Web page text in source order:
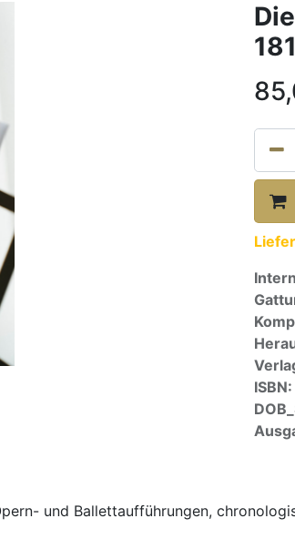
ISBN:
und Ballettaufführungen,